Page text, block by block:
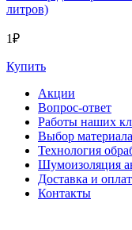
литров)
1₽
Купить
Акции
Вопрос-ответ
Работы наших
Выбор материала
Технология
Шумоизоляция
Доставка и
Контакты